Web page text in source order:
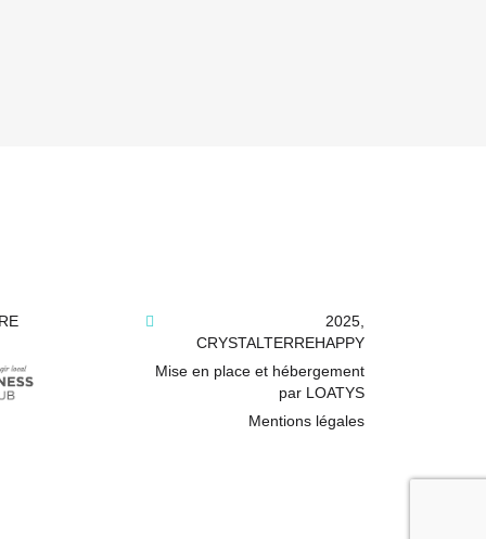
2025,
CRYSTALTERREHAPPY
Mise en place et hébergement
par LOATYS
Mentions légales